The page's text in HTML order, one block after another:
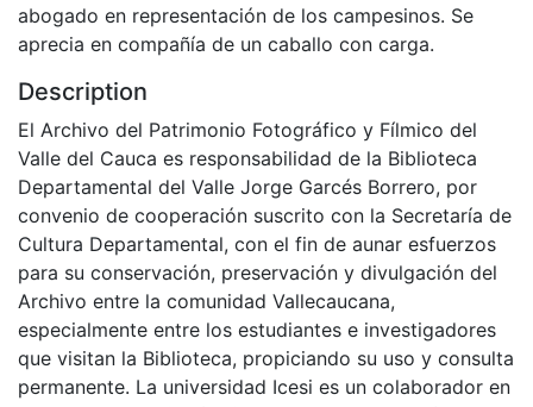
abogado en representación de los campesinos. Se
aprecia en compañía de un caballo con carga.
Description
El Archivo del Patrimonio Fotográfico y Fílmico del
Valle del Cauca es responsabilidad de la Biblioteca
Departamental del Valle Jorge Garcés Borrero, por
convenio de cooperación suscrito con la Secretaría de
Cultura Departamental, con el fin de aunar esfuerzos
para su conservación, preservación y divulgación del
Archivo entre la comunidad Vallecaucana,
especialmente entre los estudiantes e investigadores
que visitan la Biblioteca, propiciando su uso y consulta
permanente. La universidad Icesi es un colaborador en